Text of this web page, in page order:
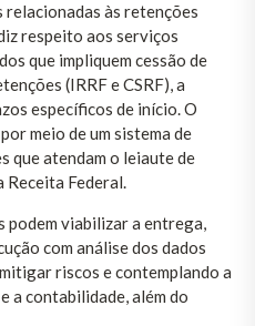
às retenções
respeito aos serviços
que impliquem cessão de
(IRRF e CSRF), a
específicos de início. O
meio de um sistema de
que atendam o leiaute de
Receita Federal.
podem viabilizar a entrega,
com análise dos dados
riscos e contemplando a
a contabilidade, além do